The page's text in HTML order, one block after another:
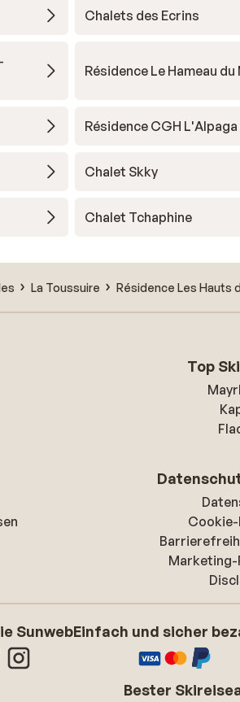
Chalets des Ecrins
Résidence Le Hameau du
Résidence CGH L'Alpaga
Chalet Skky
Chalet Tchaphine
La Toussuire Résidence Les Hauts
Top
SunwebEinfach und sicher
Bester